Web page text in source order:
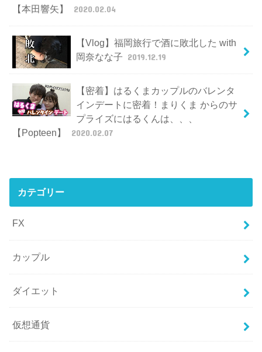
【本田響矢】
2020.02.04
【Vlog】福岡旅行で酒に敗北した with
岡奈なな子 2019.12.19
【密着】はるくまカップルのバレンタ
インデートに密着！まりくま からのサ
プライズにはるくんは、、、
【Popteen】
2020.02.07
カテゴリー
FX
カップル
ダイエット
仮想通貨